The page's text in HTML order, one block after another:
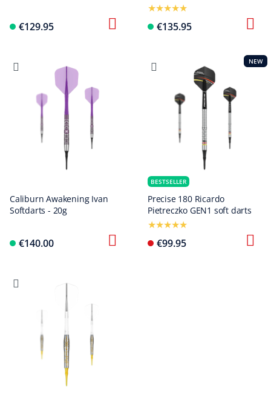
€129.95 €135.95
Caliburn Awakening Ivan
Softdarts - 20g
€140.00
NEW
BESTSELLER
Precise 180 Ricardo
Pietreczko GEN1 soft darts
€99.95